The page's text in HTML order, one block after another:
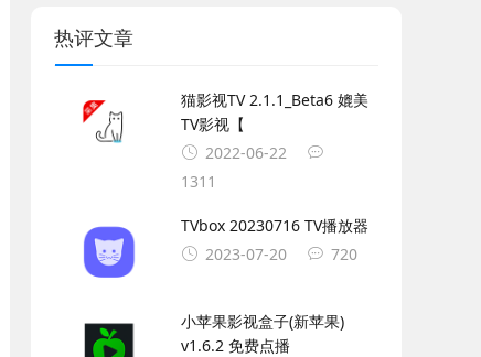
热评文章
猫影视TV 2.1.1_Beta6 媲美
TV影视【
2022-06-22
1311
TVbox 20230716 TV播放器
2023-07-20
720
小苹果影视盒子(新苹果)
v1.6.2 免费点播